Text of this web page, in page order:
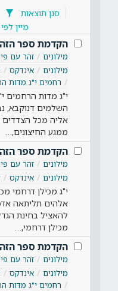
סנן תוצאות
מיין
הקדמת ספר
מילונים זהר עם
מילונים
אינדקס
רחמים י"ג מדות
י"ג מדות הרחמים
השלמים דנוקבא,
אליה מכל הצדדים
ממגע החיצונים,…
הקדמת ספר
מילונים זהר עם
מילונים
אינדקס
י"ג מכילן דרחמי
אלהים תליתאה
להאציל בחינת
מכילן דרחמי,…
הקדמת ספר
מילונים זהר עם
מילונים
אינדקס
רחמים י"ג מדות